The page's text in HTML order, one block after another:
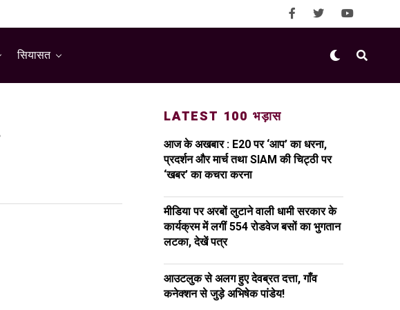
सियासत
LATEST 100 भड़ास
आज के अखबार : E20 पर ‘आप’ का धरना,
प्रदर्शन और मार्च तथा SIAM की चिट्ठी पर
‘खबर’ का कचरा करना
मीडिया पर अरबों लुटाने वाली धामी सरकार के
कार्यक्रम में लगीं 554 रोडवेज बसों का भुगतान
लटका, देखें पत्र
आउटलुक से अलग हुए देवब्रत दत्ता, गाँव
कनेक्शन से जुड़े अभिषेक पांडेय!